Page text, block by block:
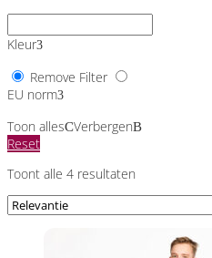
Kleur
Remove Filter
EU norm
Toon alles Verbergen
Reset
Toont alle 4 resultaten